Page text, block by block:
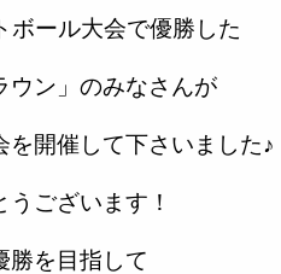
ボール大会で優勝した
ウン」のみなさんが
を開催して下さいました♪
ございます！
勝を目指して